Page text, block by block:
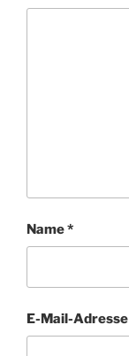
Name*
E-Mail-Adresse